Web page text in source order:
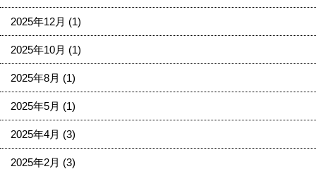
2025年12月 (1)
2025年10月 (1)
2025年8月 (1)
2025年5月 (1)
2025年4月 (3)
2025年2月 (3)